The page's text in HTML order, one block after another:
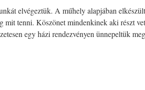
elvégeztük. A műhely alapjában
mit tenni. Köszönet mindenkinek aki részt
egy házi rendezvényen ünnepeltük meg